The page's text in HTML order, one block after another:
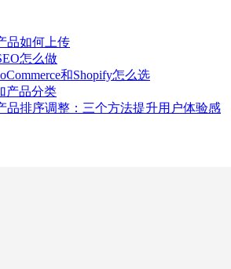
品如何上传
怎么做
和Shopify怎么选
产品分类
品排序调整：三个方法提升用户体验感